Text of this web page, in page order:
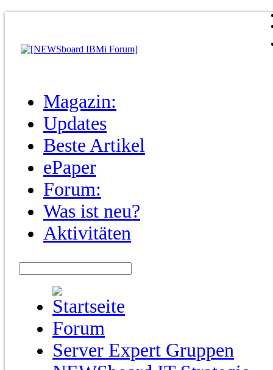
Magazin:
Updates
Beste Artikel
ePaper
Forum:
Was ist neu?
Aktivitäten
Forum
Server Expert Gruppen